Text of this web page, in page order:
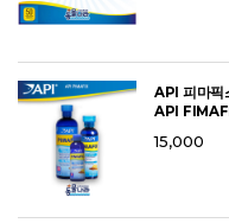
API 피마
API
15,000